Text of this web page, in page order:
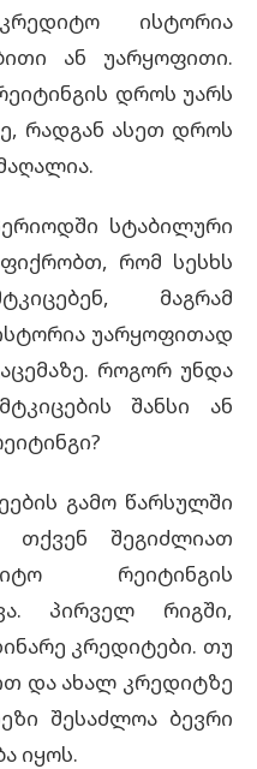
ისტორია
ან უარყოფითი.
დროს უარს
რადგან ასეთ დროს
სტაბილური
რომ სესხს
მაგრამ
უარყოფითად
როგორ უნდა
შანსი ან
გამო წარსულში
შეგიძლიათ
რეიტინგის
პირველ რიგში,
კრედიტები. თუ
და ახალ კრედიტზე
შესაძლოა ბევრი
იყოს.